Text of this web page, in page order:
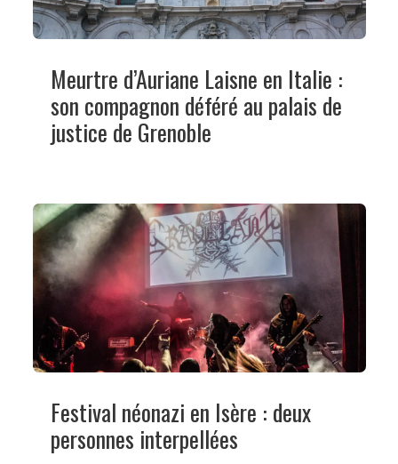
Meurtre d’Auriane Laisne en Italie :
son compagnon déféré au palais de
justice de Grenoble
Festival néonazi en Isère : deux
personnes interpellées